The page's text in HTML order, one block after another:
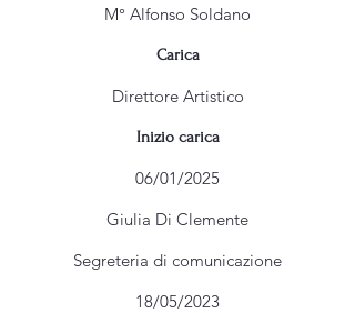
M° Alfonso Soldano
Carica
Direttore Artistico
Inizio carica
06/01/2025
Giulia Di Clemente
Segreteria di comunicazione
18/05/2023